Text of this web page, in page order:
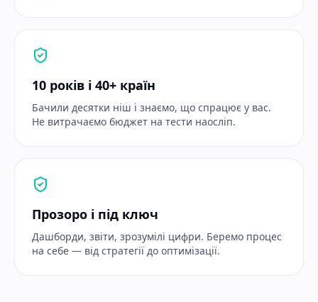
10 років і 40+ країн
Бачили десятки ніш і знаємо, що спрацює у вас.
Не витрачаємо бюджет на тести наосліп.
Прозоро і під ключ
Дашборди, звіти, зрозумілі цифри. Беремо процес
на себе — від стратегії до оптимізації.